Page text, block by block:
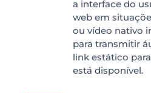
a interface do
web em
ou vídeo nativo
para transmitir
link estático
está disponível.